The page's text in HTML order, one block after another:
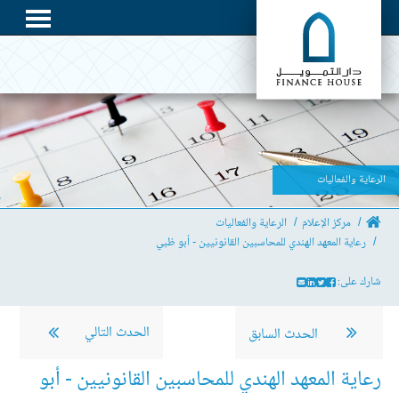
الرعاية والفعاليات
مركز الإعلام
الرعاية والفعاليات
رعاية المعهد الهندي للمحاسبين القانونيين - أبو ظبي
شارك على:
الحدث السابق الحدث التالي
رعاية المعهد الهندي للمحاسبين القانونيين - أبو